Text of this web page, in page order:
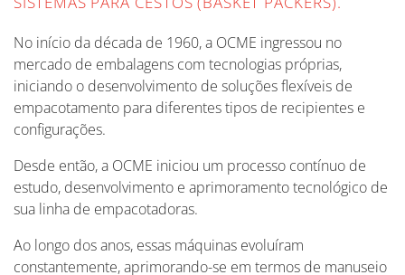
No início da década de 1960, a OCME ingressou no
mercado de embalagens com tecnologias próprias,
iniciando o desenvolvimento de soluções flexíveis de
empacotamento para diferentes tipos de recipientes e
configurações.
Desde então, a OCME iniciou um processo contínuo de
estudo, desenvolvimento e aprimoramento tecnológico de
sua linha de empacotadoras.
Ao longo dos anos, essas máquinas evoluíram
constantemente, aprimorando-se em termos de manuseio